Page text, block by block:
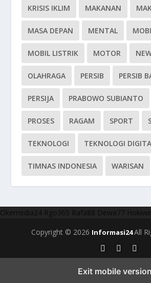
KRISIS IKLIM MAKANAN
MASA DEPAN MENTAL
MOBIL LISTRIK MOTOR
OLAHRAGA PERSIB PERSIB
PERSIJA PRABOWO SUBIANTO
PROSES RAGAM SPORT
TEKNOLOGI TEKNOLOGI
TIMNAS INDONESIA WARISAN
Okemedia24 Rgo365 Rafa88 Dewa77
Copyright © 2026 Informasi24All
Exit mobile version